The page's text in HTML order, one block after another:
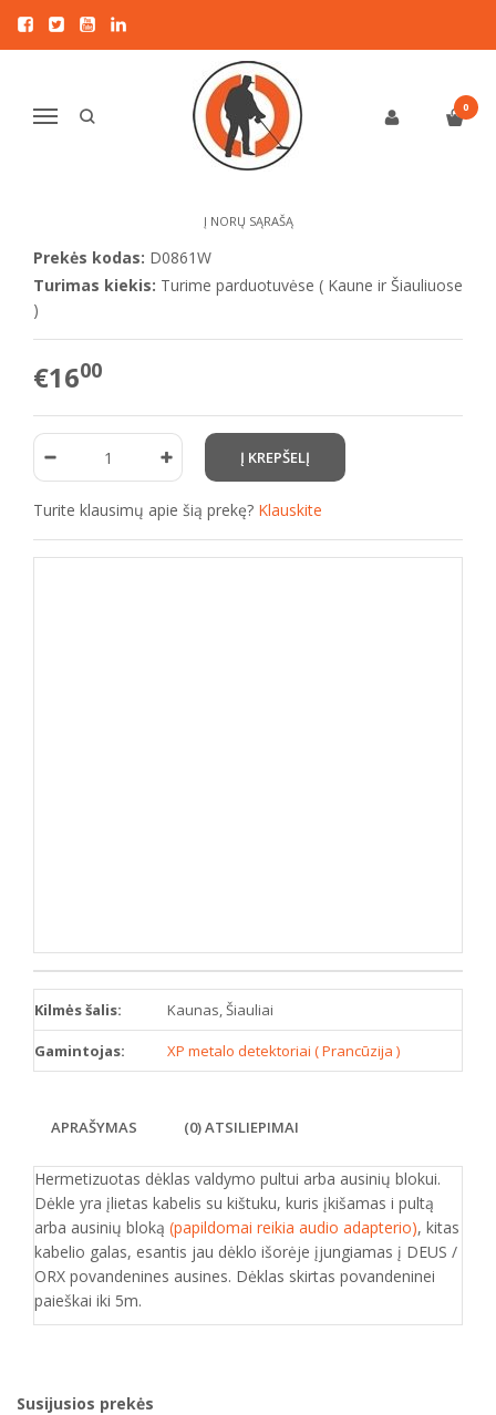
Navigacija
0
Pagrindinis KITI PRIEDAI
XP DEUS / ORX povandeninis apsauginis dėklas
XP DEUS / ORX POVANDENINIS
APSAUGINIS DĖKLAS
Į NORŲ SĄRAŠĄ
Prekės kodas: D0861W
Turimas kiekis: Turime parduotuvėse ( Kaune ir Šiauliuose
)
€1600
Turite klausimų apie šią prekę? Klauskite
Kilmės šalis: Kaunas, Šiauliai
Gamintojas: XP metalo detektoriai ( Prancūzija )
APRAŠYMAS (0) ATSILIEPIMAI
Hermetizuotas dėklas valdymo pultui arba ausinių blokui.
Dėkle yra įlietas kabelis su kištuku, kuris įkišamas i pultą
arba ausinių bloką (papildomai reikia audio adapterio), kitas
kabelio galas, esantis jau dėklo išorėje įjungiamas į DEUS /
ORX povandenines ausines. Dėklas skirtas povandeninei
paieškai iki 5m.
Susijusios prekės